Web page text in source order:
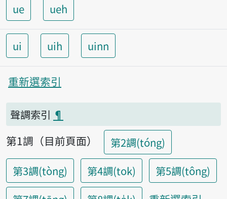
ue ueh
ui uih uinn
重新選索引
聲調索引 ¶
第1調（目前頁面）
第2調(tóng)
第3調(tòng)
第4調(tok)
第5調(tông)